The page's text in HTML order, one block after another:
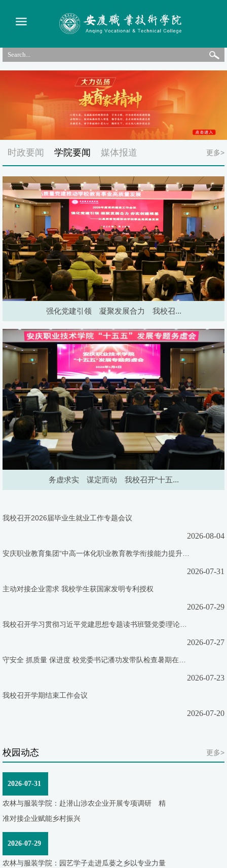
时政要闻 学院要闻 媒体报道 更多>
强化党建引领 凝聚发展合力 我校召...
务虚求实 谋定而动 我校召开“十五...
我校召开2026届毕业生就业工作专题会议
2026-08-04
2026-07-31
主动对接企业需求 我校学生获国家发明专利授权
2026-07-29
2026-07-27
2026-07-23
我校召开学期结束工作会议
2026-07-20
校园动态 更多>
2026-07-31
农林与服装学院：赴潜山涉农企业开展专项调研 精
准对接企业赋能乡村振兴
2026-07-29
农林与服装学院：园艺学子走进瓜蒌之乡以专业力量